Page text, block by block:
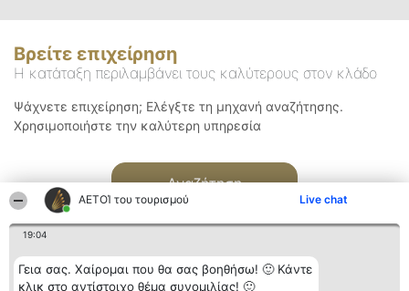
ΑΕΤΟΊ του τουρισμού Live chat
19:04
Γεια σας. Χαίρομαι που θα σας βοηθήσω! 🙂 Κάντε
κλικ στο αντίστοιχο θέμα συνομιλίας! 🙂
Βρείτε επιχείρηση
Η κατάταξη περιλαμβάνει τους καλύτερους στον κλάδο
Ψάχνετε επιχείρηση; Ελέγξτε τη μηχανή αναζήτησης.
Χρησιμοποιήστε την καλύτερη υπηρεσία
Αναζήτηση